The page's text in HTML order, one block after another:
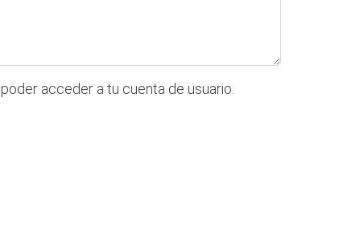
acceder a tu cuenta de usuario.